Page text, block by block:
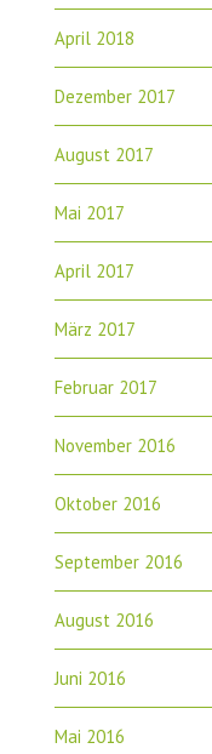
April 2018
Dezember 2017
August 2017
Mai 2017
April 2017
März 2017
Februar 2017
November 2016
Oktober 2016
September 2016
August 2016
Juni 2016
Mai 2016